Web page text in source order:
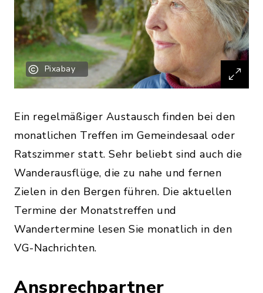
Pixabay
Ein regelmäßiger Austausch finden bei den
monatlichen Treffen im Gemeindesaal oder
Ratszimmer statt. Sehr beliebt sind auch die
Wanderausflüge, die zu nahe und fernen
Zielen in den Bergen führen. Die aktuellen
Termine der Monatstreffen und
Wandertermine lesen Sie monatlich in den
VG-Nachrichten.
Ansprechpartner